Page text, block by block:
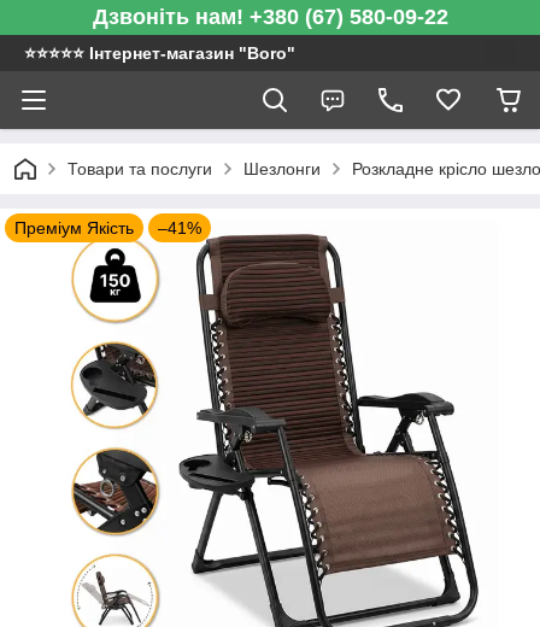
Дзвоніть нам! +380 (67) 580-09-22
⭐️⭐️⭐️⭐️⭐️ Інтернет-магазин "Boro"
Товари та послуги Шезлонги Розкладне крісло
Преміум Якість –41%